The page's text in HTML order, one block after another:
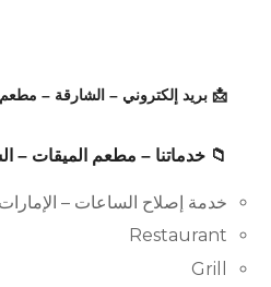
📩 بريد إلكتروني – الشارقة –
📁 خدماتنا – مطعم الميقات –
خدمة إصلاح الساعات – الإمارات
Restaurant
Grill